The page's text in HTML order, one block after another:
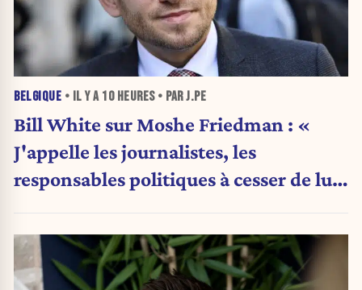
BELGIQUE • IL Y A 10 HEURES• PAR J.PE
Bill White sur Moshe Friedman : «
J'appelle les journalistes, les
responsables politiques à cesser de lui